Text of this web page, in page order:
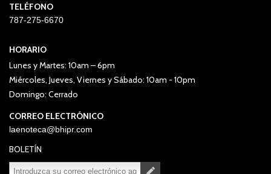
TELÉFONO
787-275-6670
HORARIO
Lunes y Martes: 10am – 6pm
Miércoles, Jueves, Viernes y Sábado: 10am - 10pm
Domingo: Cerrado
CORREO ELECTRÓNICO
laenoteca@bhipr.com
BOLETÍN